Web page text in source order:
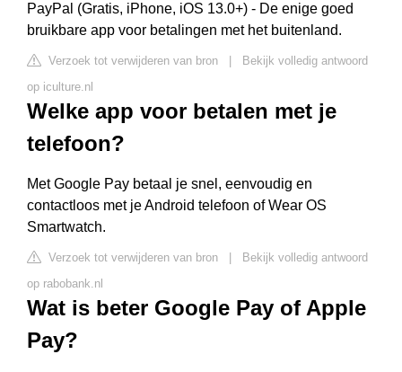
PayPal (Gratis, iPhone, iOS 13.0+) - De enige goed
bruikbare app voor betalingen met het buitenland.
Verzoek tot verwijderen van bron
Bekijk volledig antwoord
op iculture.nl
Welke app voor betalen met je
telefoon?
Met Google Pay betaal je snel, eenvoudig en
contactloos met je Android telefoon of Wear OS
Smartwatch.
Verzoek tot verwijderen van bron
Bekijk volledig antwoord
op rabobank.nl
Wat is beter Google Pay of Apple
Pay?